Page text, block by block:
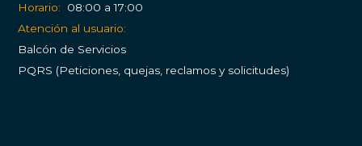
Horario:
08:00 a 17:00
Atención al usuario:
Balcón de Servicios
PQRS (Peticiones, quejas, reclamos y solicitudes)